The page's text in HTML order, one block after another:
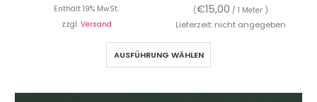
Enthält 19% MwSt. (€15,00 / 1 Meter )
zzgl. Versand Lieferzeit: nicht angegeben
AUSFÜHRUNG WÄHLEN